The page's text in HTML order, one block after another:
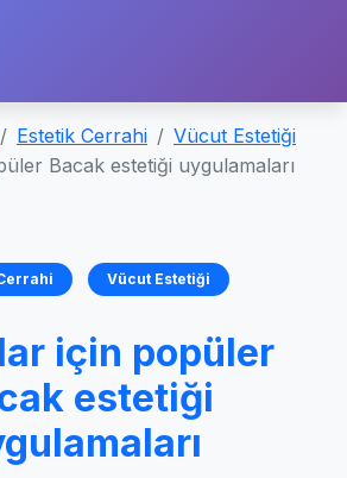
Estetik Cerrahi
Vücut Estetiği
Bacak estetiği uygulamaları
Vücut Estetiği
için popüler
estetiği